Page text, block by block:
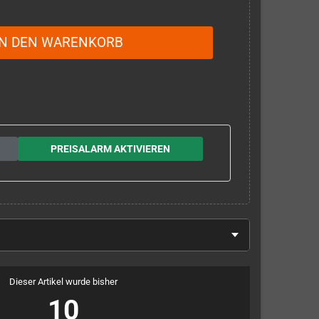
DEN WARENKORB
PREISALARM AKTIVIEREN
Dieser Artikel wurde bisher
10